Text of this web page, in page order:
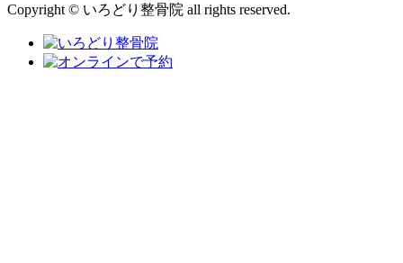
Copyright © いろどり整骨院 all rights reserved.